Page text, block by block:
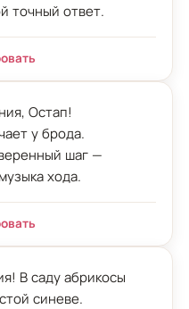
точный ответ.
Остап!
у брода.
шаг —
хода.
В саду абрикосы
синеве.